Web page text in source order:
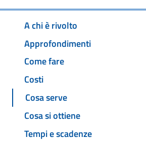
A chi è rivolto
Approfondimenti
Come fare
Costi
Cosa serve
Cosa si ottiene
Tempi e scadenze